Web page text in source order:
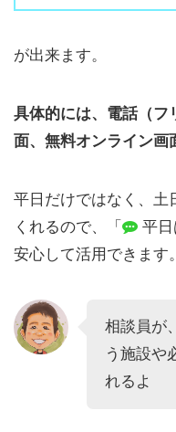
が出来ます。
具体的には、電話（フ
面、無料オンライン画
平日だけではなく、土
くれるので、「
平
安心して活用できます。
相談員が
う施設や
れるよ